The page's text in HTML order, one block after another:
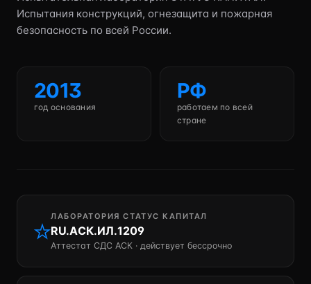
Испытания конструкций, огнезащита и пожарная
безопасность по всей России.
2013
год основания
РФ
работаем по всей
стране
ЛАБОРАТОРИЯ СТАТУС КАПИТАЛ
RU.АСК.ИЛ.1209
Аттестат СДС АСК · действует бессрочно